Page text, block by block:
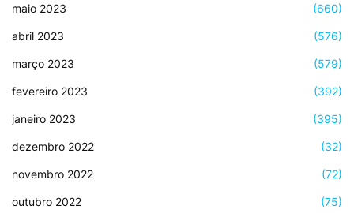
maio 2023 (660)
abril 2023 (576)
março 2023 (579)
fevereiro 2023 (392)
janeiro 2023 (395)
dezembro 2022 (32)
novembro 2022 (72)
outubro 2022 (75)